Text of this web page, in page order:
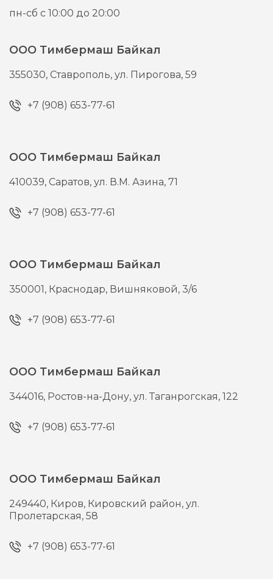
пн-сб с 10:00 до 20:00
ООО Тимбермаш Байкал
355030, Ставрополь,ул. Пирогова, 59
+7 (908) 653-77-61
ООО Тимбермаш Байкал
410039, Саратов,ул. В.М. Азина, 71
+7 (908) 653-77-61
ООО Тимбермаш Байкал
350001, Краснодар, Вишняковой, 3/6
+7 (908) 653-77-61
ООО Тимбермаш Байкал
344016, Ростов-на-Дону,ул. Таганрогская, 122
+7 (908) 653-77-61
ООО Тимбермаш Байкал
249440, Киров, Кировский район, ул.
Пролетарская, 58
+7 (908) 653-77-61